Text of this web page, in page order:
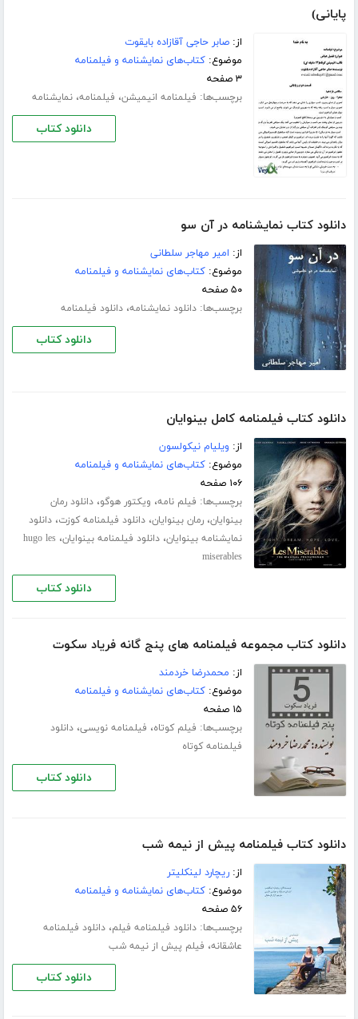
پایانی)
از:صابر حاجی آقازاده بایقوت
موضوع:کتاب‌های نمایشنامه و فیلمنامه
۳ صفحه
برچسب‌ها: فیلمنامه انیمیشن، فیلمنامه،نمایشنامه
دانلود کتاب
دانلود کتاب نمایشنامه در آن سو
از: امیر مهاجر سلطانی
موضوع:کتاب‌های نمایشنامه و فیلمنامه
۵۰ صفحه
برچسب‌ها:دانلود نمایشنامه،دانلود فیلمنامه
دانلود کتاب
دانلود کتاب فیلمنامه کامل بینوایان
از: ویلیام نیکولسون
موضوع:کتاب‌های نمایشنامه و فیلمنامه
۱۰۶ صفحه
برچسب‌ها: فیلم نامه، ویکتور هوگو،دانلود رمان
بینوایان،رمان بینوایان،دانلود فیلمنامه کوزت،دانلود
نمایشنامه بینوایان،دانلود فیلمنامه بینوایان،hugo les
miserables
دانلود کتاب
دانلود کتاب مجموعه فیلمنامه های پنج گانه فریاد سکوت
از: محمدرضا خردمند
موضوع:کتاب‌های نمایشنامه و فیلمنامه
۱۵ صفحه
برچسب‌ها: فیلم کوتاه، فیلمنامه نویسی،دانلود
فیلمنامه کوتاه
دانلود کتاب
دانلود کتاب فیلمنامه پیش از نیمه شب
از:ریچارد لینکلیتر
موضوع:کتاب‌های نمایشنامه و فیلمنامه
۵۶ صفحه
برچسب‌ها:دانلود فیلمنامه فیلم،دانلود فیلمنامه
عاشقانه، فیلم پیش از نیمه شب
دانلود کتاب